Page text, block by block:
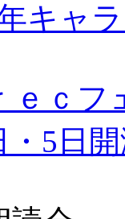
キャ
ｅｃフ
・5日